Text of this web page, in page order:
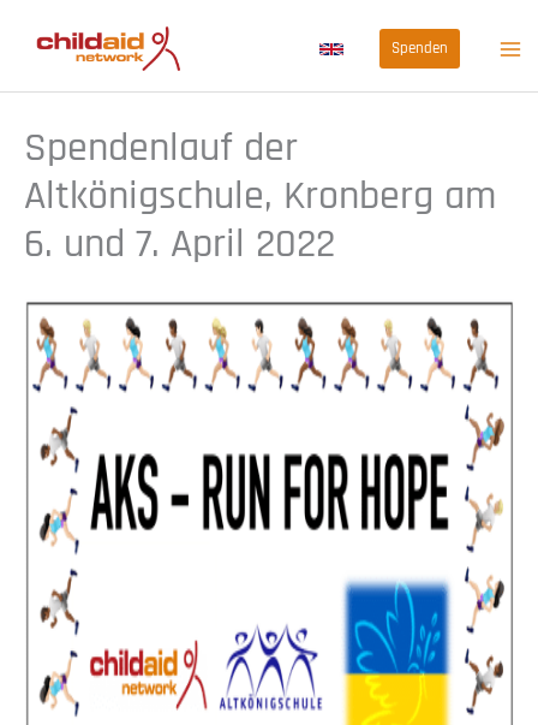
Inhalt
springen
Spenden
Spendenlauf der
Altkönigschule, Kronberg am
6. und 7. April 2022